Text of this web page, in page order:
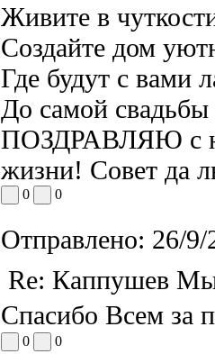
Живите в
Создайте дом
Где будут с вами
До самой
ПОЗДРАВЛЯЮ с
жизни! Совет да
0 0
Отправлено: 26/
Re: Каппушев
Спасибо Всем за
0 0